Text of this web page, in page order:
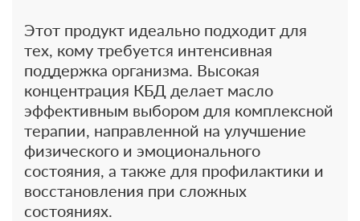
Этот продукт идеально подходит для
тех, кому требуется интенсивная
поддержка организма. Высокая
концентрация КБД делает масло
эффективным выбором для комплексной
терапии, направленной на улучшение
физического и эмоционального
состояния, а также для профилактики и
восстановления при сложных
состояниях.